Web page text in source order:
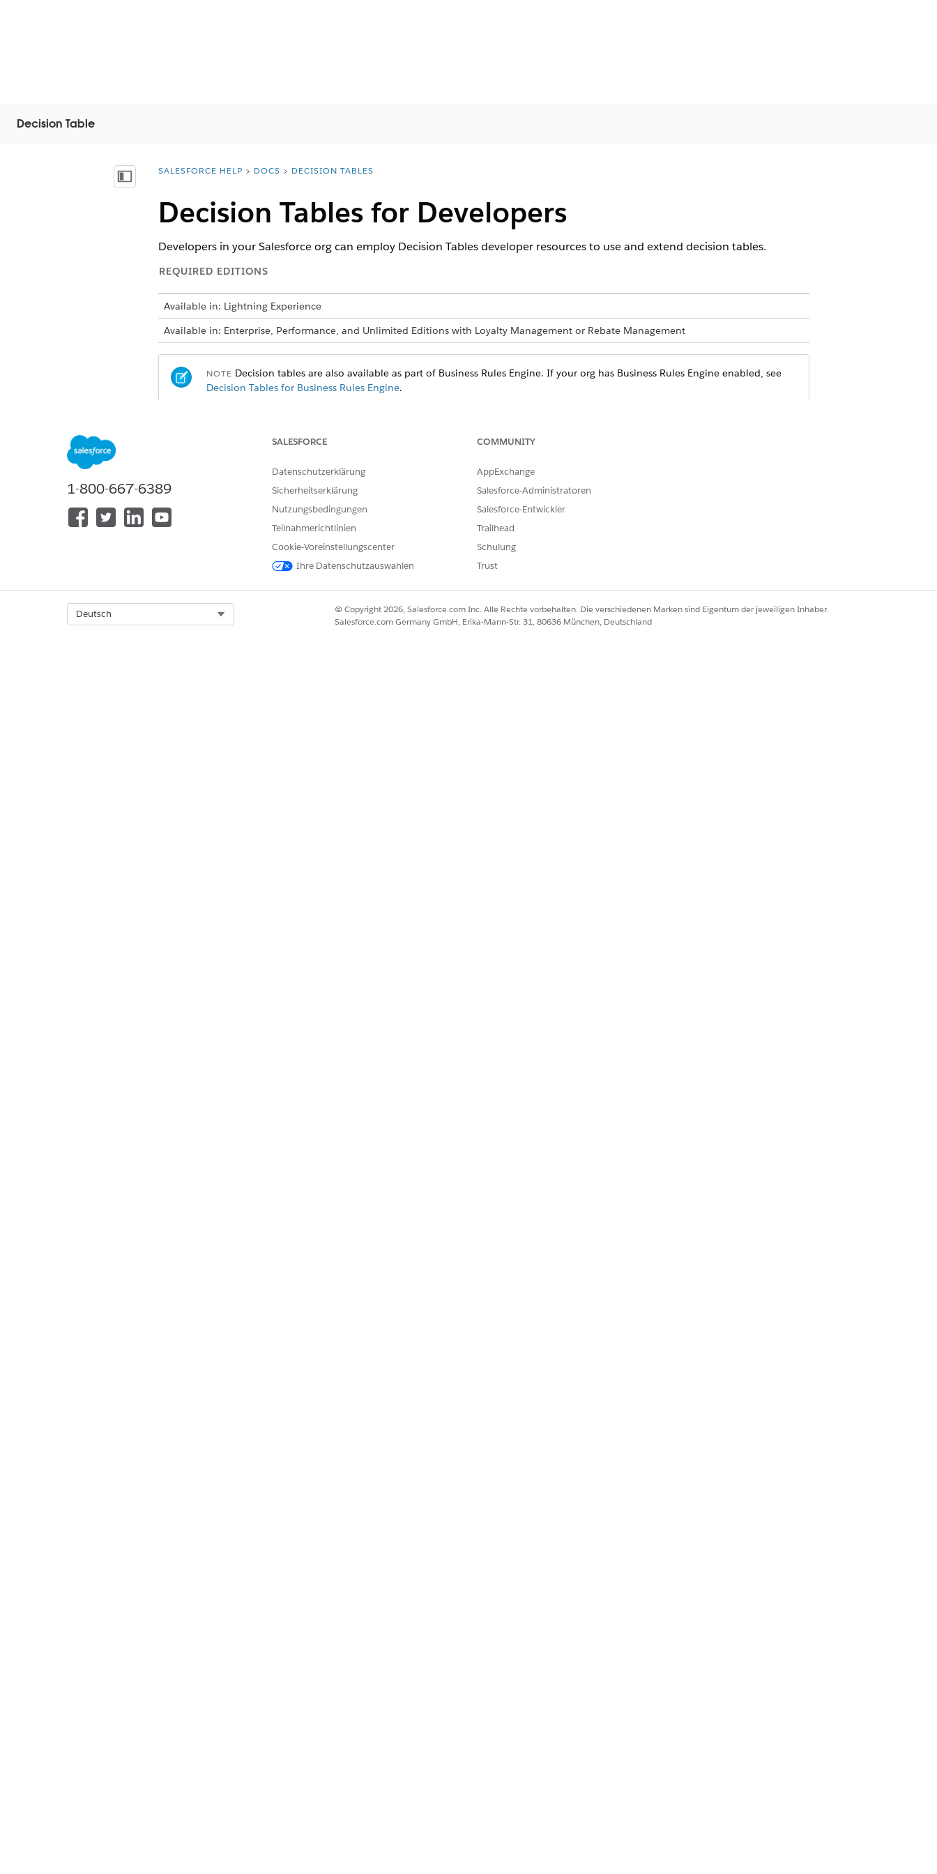
Decision Table
Inhalt anzeigenYou are here:
SALESFORCE HELP DOCS DECISION TABLES
Decision Tables for Developers
Developers in your Salesforce org can employ Decision Tables developer resources to use and extend decision tables.
REQUIRED EDITIONS
Available in: Lightning Experience
Available in: Enterprise, Performance, and Unlimited Editions with Loyalty Management or Rebate Management
NOTE Decision tables are also available as part of Business Rules Engine. If your org has Business Rules Engine enabled, see
Decision Tables for Business Rules Engine.
Create dataset links using Metadata API
Invoke decision tables using Apex
Invoke decision tables using a custom invocable action
Refresh decision tables using a standard invocable action
Know the Decision Table data model
KONNTEN SIE IHR PROBLEM MITHILFE DIESES ARTIKELS LÖSEN?
Geben Sie uns Feedback, damit wir uns verbessern können.
1-800-667-6389
SALESFORCE
Datenschutzerklärung
Sicherheitserklärung
Nutzungsbedingungen
Teilnahmerichtlinien
Cookie-Voreinstellungscenter
Ihre Datenschutzauswahlen
COMMUNITY
AppExchange
Salesforce-Administratoren
Salesforce-Entwickler
Trailhead
Schulung
Trust
Deutsch
© Copyright 2026, Salesforce.com Inc. Alle Rechte vorbehalten. Die verschiedenen Marken sind Eigentum der jeweiligen Inhaber.
Salesforce.com Germany GmbH, Erika-Mann-Str. 31, 80636 München, Deutschland